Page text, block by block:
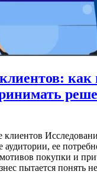
как
клиентов
аудитории, ее
покупки и
пытается понять